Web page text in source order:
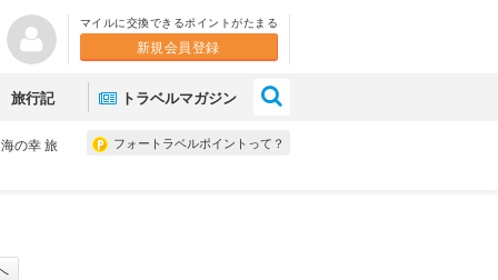
マイルに交換できるポイントがたまる
新規会員登録
旅行記 トラベルマガジン
フォートラベルポイントって？
の幸 旅